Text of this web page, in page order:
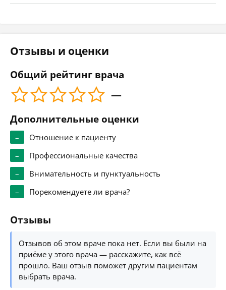
Отзывы и оценки
Общий рейтинг врача
—
Дополнительные оценки
–
Отношение к пациенту
–
Профессиональные качества
–
Внимательность и пунктуальность
–
Порекомендуете ли врача?
Отзывы
Отзывов об этом враче пока нет. Если вы были на
приёме у этого врача — расскажите, как всё
прошло. Ваш отзыв поможет другим пациентам
выбрать врача.